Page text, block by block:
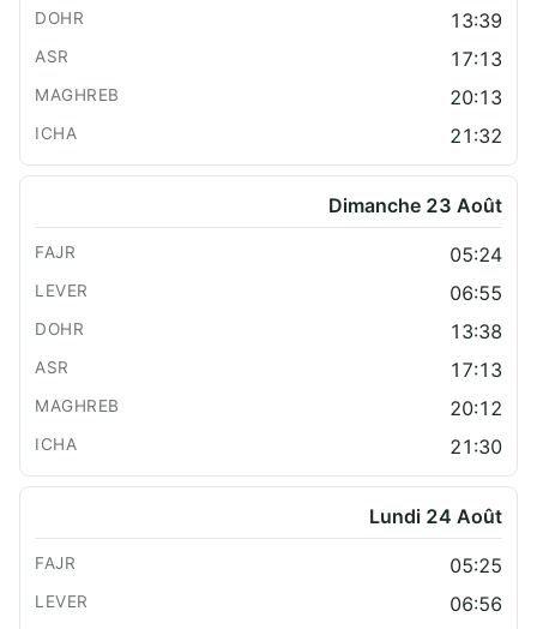
13:39
17:13
20:13
21:32
Dimanche 23 Août
05:24
06:55
13:38
17:13
20:12
21:30
Lundi 24 Août
05:25
06:56